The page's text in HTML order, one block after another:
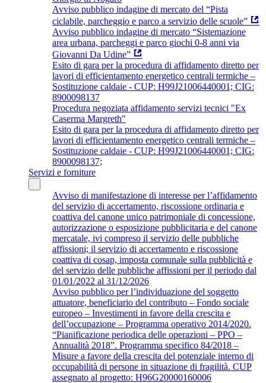
Avviso pubblico indagine di mercato del “Pista
ciclabile, parcheggio e parco a servizio delle scuole”
Avviso pubblico indagine di mercato “Sistemazione
area urbana, parcheggi e parco giochi 0-8 anni via
Giovanni Da Udine”
Esito di gara per la procedura di affidamento diretto per
lavori di efficientamento energetico centrali termiche –
Sostituzione caldaie - CUP: H99J21006440001; CIG:
8900098137
Procedura negoziata affidamento servizi tecnici "Ex
Caserma Margreth"
Esito di gara per la procedura di affidamento diretto per
lavori di efficientamento energetico centrali termiche –
Sostituzione caldaie - CUP: H99J21006440001; CIG:
8900098137;
Servizi e forniture
Avviso di manifestazione di interesse per l’affidamento
del servizio di accertamento, riscossione ordinaria e
coattiva del canone unico patrimoniale di concessione,
autorizzazione o esposizione pubblicitaria e del canone
mercatale, ivi compreso il servizio delle pubbliche
affissioni; il servizio di accertamento e riscossione
coattiva di cosap, imposta comunale sulla pubblicità e
del servizio delle pubbliche affissioni per il periodo dal
01/01/2022 al 31/12/2026
Avviso pubblico per l’individuazione del soggetto
attuatore, beneficiario del contributo – Fondo sociale
europeo – Investimenti in favore della crescita e
dell’occupazione – Programma operativo 2014/2020.
“Pianificazione periodica delle operazioni – PPO –
Annualità 2018”. Programma specifico 84/2018 –
Misure a favore della crescita del potenziale interno di
occupabilità di persone in situazione di fragilità. CUP
assegnato al progetto: H96G20000160006